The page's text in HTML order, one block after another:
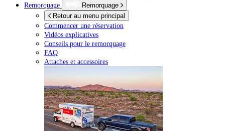
Remorquage
Remorquage
Retour au menu principal
Commencer une réservation
Vidéos explicatives
Conseils pour le remorquage
FAQ
Attaches et accessoires